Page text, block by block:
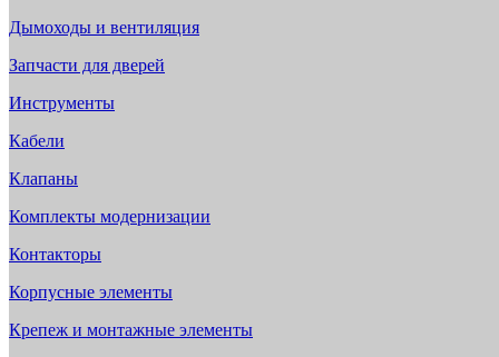
Дымоходы и вентиляция
Запчасти для дверей
Инструменты
Кабели
Клапаны
Комплекты модернизации
Контакторы
Корпусные элементы
Крепеж и монтажные элементы